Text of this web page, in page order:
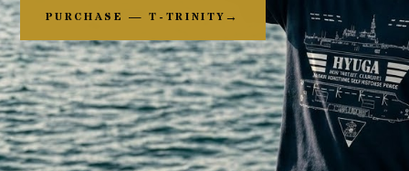
PURCHASE — T-TRINITY